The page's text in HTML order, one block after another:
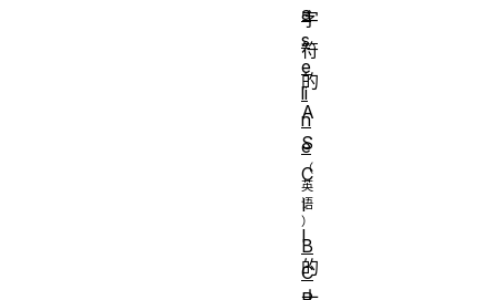
字
符
的
A
S
C
I
I
的
a
s
e
li
n
e
B
C